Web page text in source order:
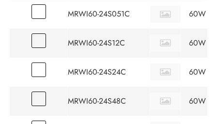
MRWI60-24S051C 60W
MRWI60-24S12C 60W
MRWI60-24S24C 60W
MRWI60-24S48C 60W